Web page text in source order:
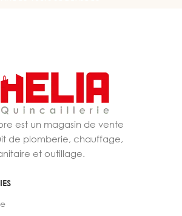
est un magasin de vente
de plomberie, chauffage,
et outillage.